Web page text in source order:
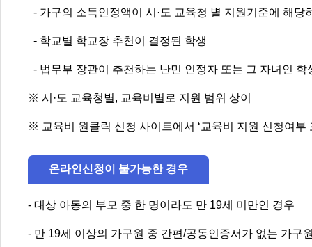
- 가구의 소득인정액이 시·도 교육청 별 지원기준에 해당
- 학교별 학교장 추천이 결정된 학생
- 법무부 장관이 추천하는 난민 인정자 또는 그 자녀인 학
※ 시·도 교육청별, 교육비별로 지원 범위 상이
※ 교육비 원클릭 신청 사이트에서 ‘교육비 지원 신청여부
온라인신청이 불가능한 경우
- 대상 아동의 부모 중 한 명이라도 만 19세 미만인 경우
- 만 19세 이상의 가구원 중 간편/공동인증서가 없는 가구